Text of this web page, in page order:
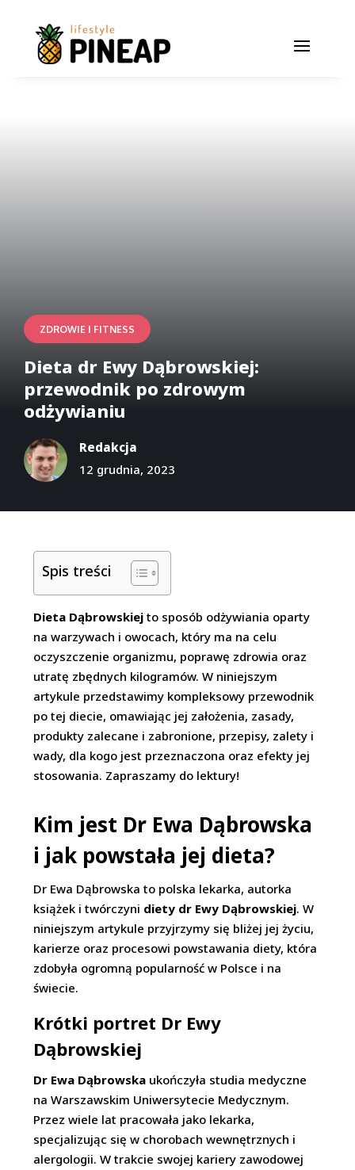
ZDROWIE I FITNESS
Dieta dr Ewy Dąbrowskiej:
przewodnik po zdrowym
odżywianiu
Redakcja
12 grudnia, 2023
Spis treści
Dieta Dąbrowskiej to sposób odżywiania oparty
na warzywach i owocach, który ma na celu
oczyszczenie organizmu, poprawę zdrowia oraz
utratę zbędnych kilogramów. W niniejszym
artykule przedstawimy kompleksowy przewodnik
po tej diecie, omawiając jej założenia, zasady,
produkty zalecane i zabronione, przepisy, zalety i
wady, dla kogo jest przeznaczona oraz efekty jej
stosowania. Zapraszamy do lektury!
Kim jest Dr Ewa Dąbrowska
i jak powstała jej dieta?
Dr Ewa Dąbrowska to polska lekarka, autorka
książek i twórczyni diety dr Ewy Dąbrowskiej. W
niniejszym artykule przyjrzymy się bliżej jej życiu,
karierze oraz procesowi powstawania diety, która
zdobyła ogromną popularność w Polsce i na
świecie.
Krótki portret Dr Ewy
Dąbrowskiej
Dr Ewa Dąbrowska ukończyła studia medyczne
na Warszawskim Uniwersytecie Medycznym.
Przez wiele lat pracowała jako lekarka,
specjalizując się w chorobach wewnętrznych i
alergologii. W trakcie swojej kariery zawodowej